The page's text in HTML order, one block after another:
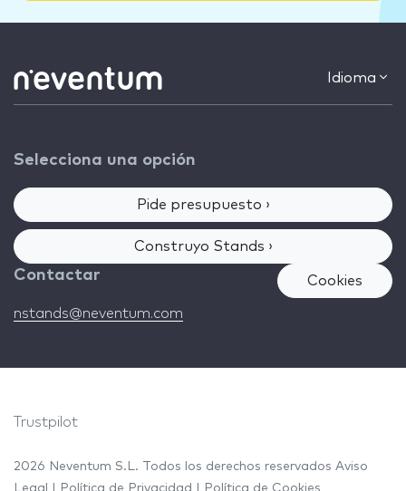
Idioma
Selecciona una opción
Pide presupuesto ›
Construyo Stands ›
Contactar
nstands@neventum.com
Cookies
Trustpilot
2026 Neventum S.L. Todos los derechos reservados Aviso
Legal
Política de Privacidad Política de Cookies